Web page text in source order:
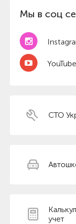
Мы в соц
YouTube
СТО
учет